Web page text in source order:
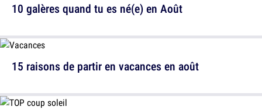
15 raisons de partir en vacances en août
10 galères quand tu es né(e) en Août